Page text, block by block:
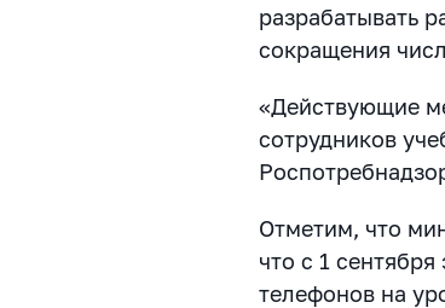
разрабатывать
сокращения
«Действующие
сотрудников
Отметим, что
что с 1
телефонов на